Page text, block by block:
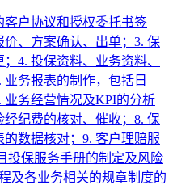
客户协议和授权委托书签
、方案确认、出单；3. 保
4. 投保资料、业务资料、
务报表的制作，包括日
务经营情况及KPI的分析
纪费的核对、催收；8. 保
数据核对；9. 客户理赔服
投保服务手册的制定及风险
及各业务相关的规章制度的